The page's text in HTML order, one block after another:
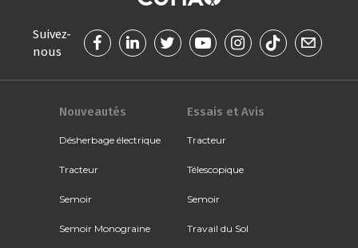
Suivez-
nous
Nouveautés
Désherbage électrique
Tracteur
Semoir
Semoir Monograine
Essais et Avis
Tracteur
Télescopique
Semoir
Travail du Sol